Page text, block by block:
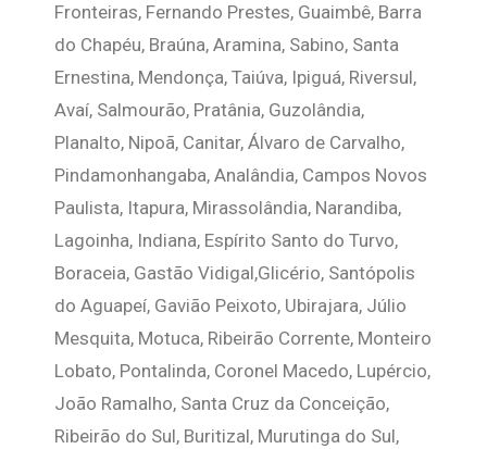
Fronteiras, Fernando Prestes, Guaimbê, Barra
do Chapéu, Braúna, Aramina, Sabino, Santa
Ernestina, Mendonça, Taiúva, Ipiguá, Riversul,
Avaí, Salmourão, Pratânia, Guzolândia,
Planalto, Nipoã, Canitar, Álvaro de Carvalho,
Pindamonhangaba, Analândia, Campos Novos
Paulista, Itapura, Mirassolândia, Narandiba,
Lagoinha, Indiana, Espírito Santo do Turvo,
Boraceia, Gastão Vidigal,Glicério, Santópolis
do Aguapeí, Gavião Peixoto, Ubirajara, Júlio
Mesquita, Motuca, Ribeirão Corrente, Monteiro
Lobato, Pontalinda, Coronel Macedo, Lupércio,
João Ramalho, Santa Cruz da Conceição,
Ribeirão do Sul, Buritizal, Murutinga do Sul,